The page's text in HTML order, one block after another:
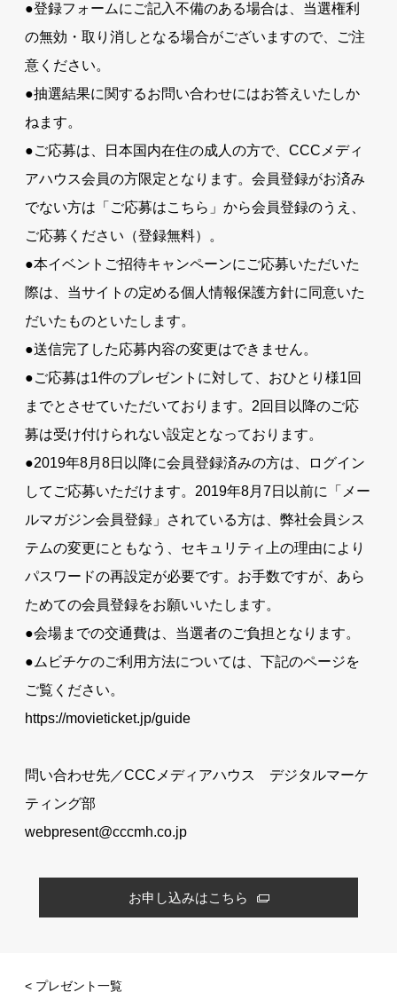
●登録フォームにご記入不備のある場合は、当選権利
の無効・取り消しとなる場合がございますので、ご注
意ください。
●抽選結果に関するお問い合わせにはお答えいたしか
ねます。
●ご応募は、日本国内在住の成人の方で、CCCメディ
アハウス会員の方限定となります。会員登録がお済み
でない方は「ご応募はこちら」から会員登録のうえ、
ご応募ください（登録無料）。
●本イベントご招待キャンペーンにご応募いただいた
際は、当サイトの定める個人情報保護方針に同意いた
だいたものといたします。
●送信完了した応募内容の変更はできません。
●ご応募は1件のプレゼントに対して、おひとり様1回
までとさせていただいております。2回目以降のご応
募は受け付けられない設定となっております。
●2019年8月8日以降に会員登録済みの方は、ログイン
してご応募いただけます。2019年8月7日以前に「メー
ルマガジン会員登録」されている方は、弊社会員シス
テムの変更にともなう、セキュリティ上の理由により
パスワードの再設定が必要です。お手数ですが、あら
ためての会員登録をお願いいたします。
●会場までの交通費は、当選者のご負担となります。
●ムビチケのご利用方法については、下記のページを
ご覧ください。
https://movieticket.jp/guide
問い合わせ先／CCCメディアハウス デジタルマーケ
ティング部
webpresent@cccmh.co.jp
お申し込みはこちら
< プレゼント一覧